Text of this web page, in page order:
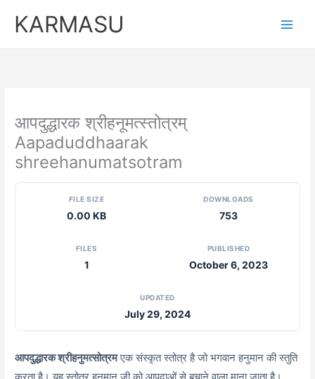
KARMASU
आपदुद्धारक श्रीहनूमत्स्तोत्रम्
Aapaduddhaarak
shreehanumatsotram
FILE SIZE
0.00 KB
DOWNLOADS
753
FILES
1
PUBLISHED
October 6, 2023
UPDATED
July 29, 2024
आपदुद्धारक श्रीहनुमत्सोत्रमएक संस्कृत स्तोत्र है जो भगवान हनुमान की स्तुति